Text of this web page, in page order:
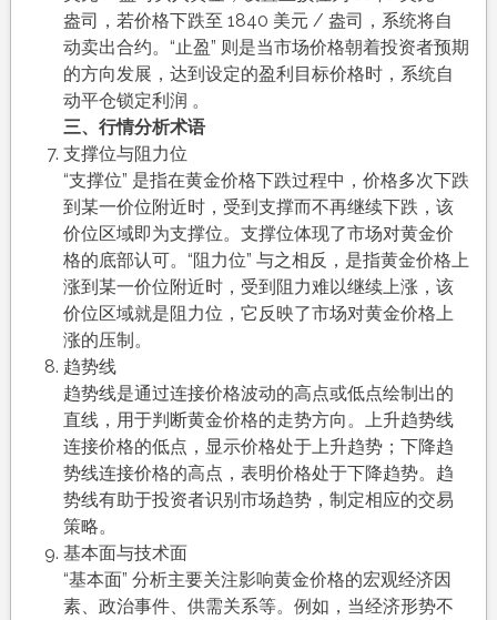
盎司，若价格下跌至 1840 美元 / 盎司，系统将自
动卖出合约。“止盈” 则是当市场价格朝着投资者预期
的方向发展，达到设定的盈利目标价格时，系统自
动平仓锁定利润 。
三、行情分析术语
支撑位与阻力位
“支撑位” 是指在黄金价格下跌过程中，价格多次下跌
到某一价位附近时，受到支撑而不再继续下跌，该
价位区域即为支撑位。支撑位体现了市场对黄金价
格的底部认可。“阻力位” 与之相反，是指黄金价格上
涨到某一价位附近时，受到阻力难以继续上涨，该
价位区域就是阻力位，它反映了市场对黄金价格上
涨的压制。
趋势线
趋势线是通过连接价格波动的高点或低点绘制出的
直线，用于判断黄金价格的走势方向。上升趋势线
连接价格的低点，显示价格处于上升趋势；下降趋
势线连接价格的高点，表明价格处于下降趋势。趋
势线有助于投资者识别市场趋势，制定相应的交易
策略。
基本面与技术面
“基本面” 分析主要关注影响黄金价格的宏观经济因
素、政治事件、供需关系等。例如，当经济形势不